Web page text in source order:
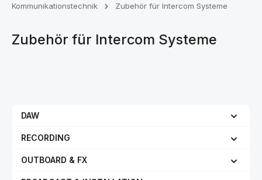
Kommunikationstechnik
Zubehör für Intercom Systeme
Zubehör für Intercom Systeme
DAW
RECORDING
OUTBOARD & FX